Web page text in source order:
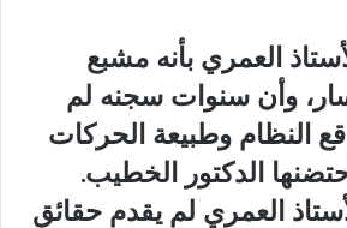
العمري بأنه مشبع
وأن سنوات سجنه لم
النظام وطبيعة الحركات
الدكتور الخطيب.
العمري لم يقدم حقائق